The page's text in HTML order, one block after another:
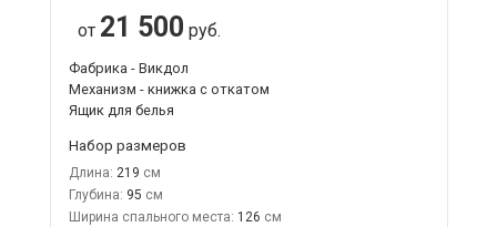
от 21 500 руб.
Фабрика - Викдол
Механизм - книжка с откатом
Ящик для белья
Набор размеров
Длина: 219
Глубина: 95
Ширина спального места: 126